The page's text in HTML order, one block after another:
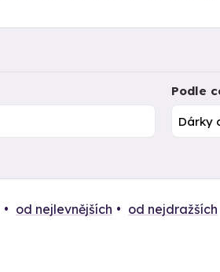
Podle
od nejlevnějších od nejdražších